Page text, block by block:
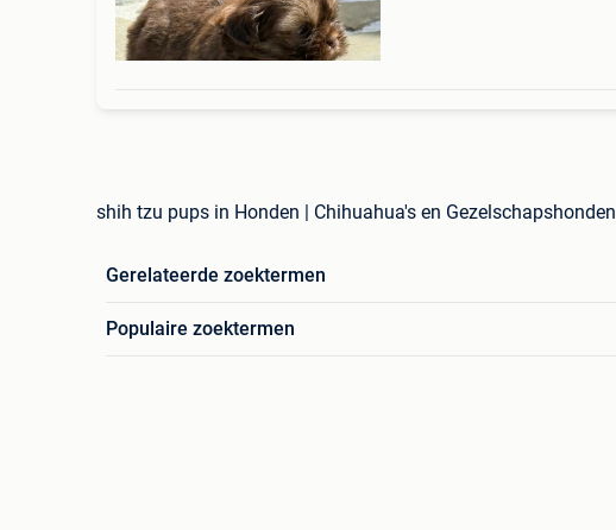
shih tzu pups in Honden | Chihuahua's en Gezelschapshonden
Gerelateerde zoektermen
Populaire zoektermen